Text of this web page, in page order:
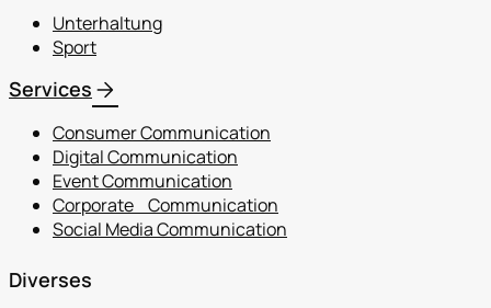
Unterhaltung
Sport
Services arrow_forward
Consumer Communication
Digital Communication
Event Communication
Corporate Communication
Social Media Communication
Diverses